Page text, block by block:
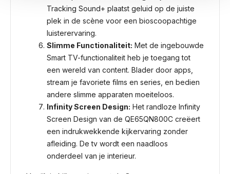
Tracking Sound+ plaatst geluid op de juiste
plek in de scène voor een bioscoopachtige
luisterervaring.
Slimme Functionaliteit: Met de ingebouwde
Smart TV-functionaliteit heb je toegang tot
een wereld van content. Blader door apps,
stream je favoriete films en series, en bedien
andere slimme apparaten moeiteloos.
Infinity Screen Design: Het randloze Infinity
Screen Design van de QE65QN800C creëert
een indrukwekkende kijkervaring zonder
afleiding. De tv wordt een naadloos
onderdeel van je interieur.